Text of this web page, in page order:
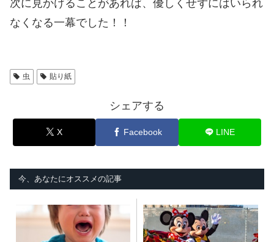
次に見かけることがあれば、優しくせずにはいられ
なくなる一幕でした！！
虫 貼り紙
シェアする
X Facebook LINE
今、あなたにオススメの記事